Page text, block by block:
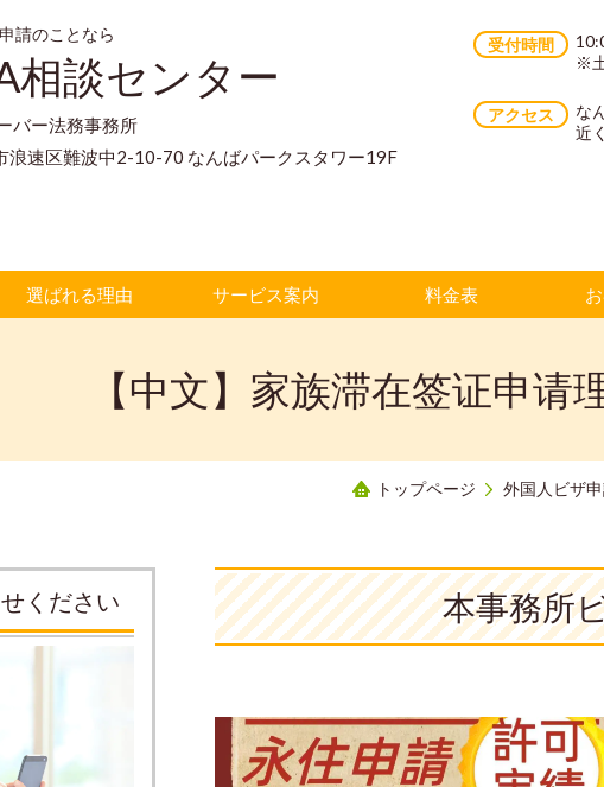
請のことなら
相談センター
バー法務事務所
浪速区難波中2-10-70 なんばパークスタワー19F
受付時間
※
アクセス
な
近
選ばれる理由 サービス案内 料金表
【中文】家族滞在签证申请
トップページ 外国人ビザ
本事務所
ください